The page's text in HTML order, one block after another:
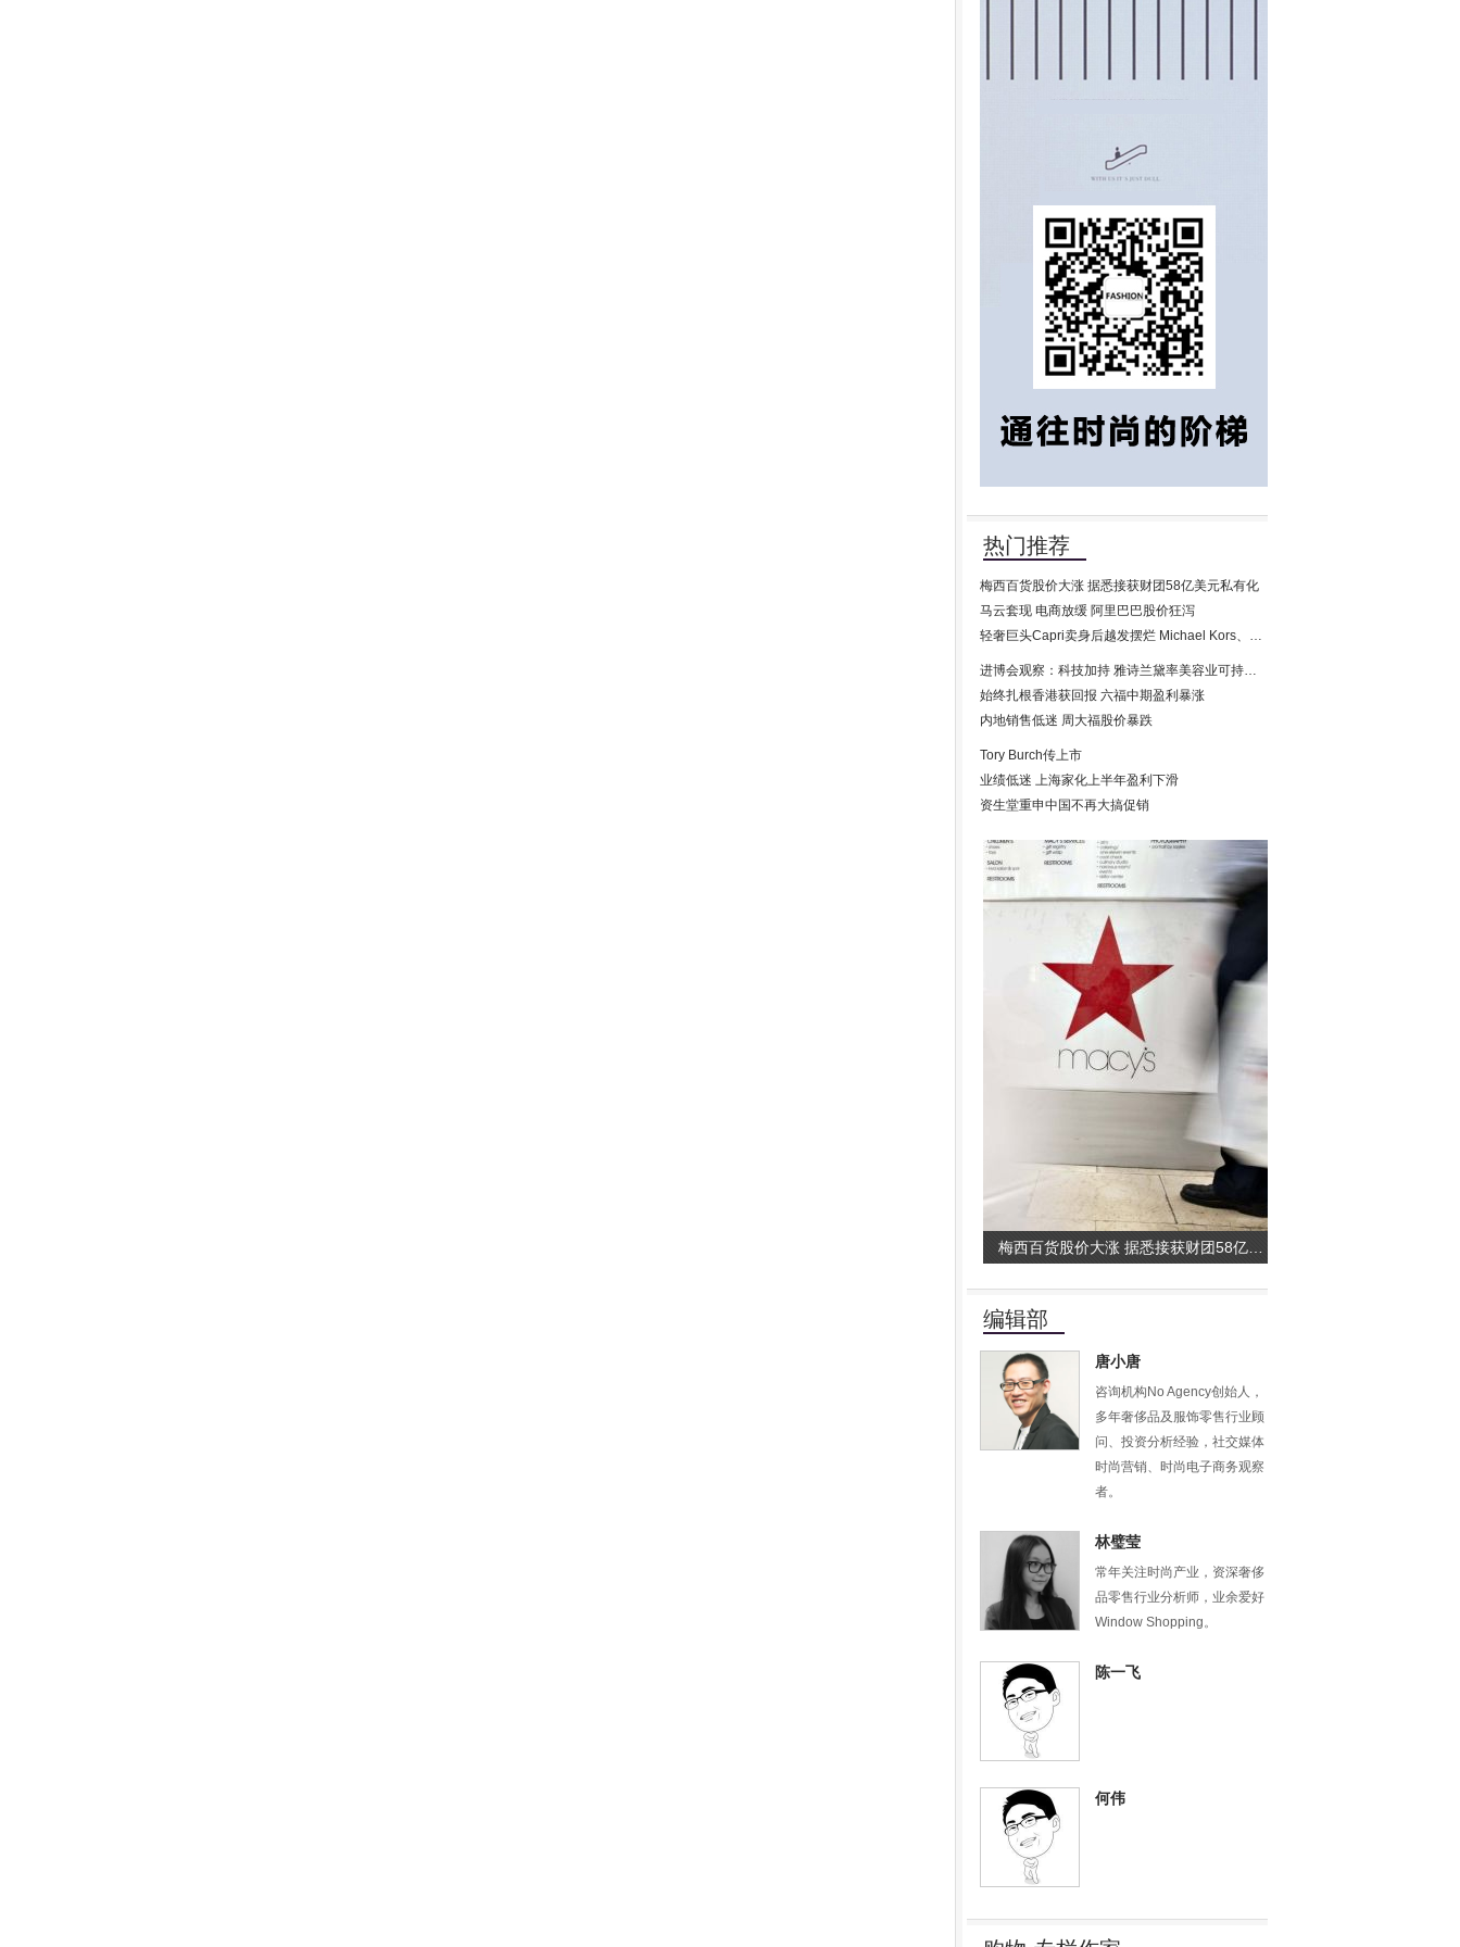
热门推荐
梅西百货股价大涨 据悉接获财团58亿美元私有化
马云套现 电商放缓 阿里巴巴股价狂泻
轻奢巨头Capri卖身后越发摆烂 Michael Kors、Versace范思哲销售全线扑街
进博会观察：科技加持 雅诗兰黛率美容业可持续发展
始终扎根香港获回报 六福中期盈利暴涨
内地销售低迷 周大福股价暴跌
Tory Burch传上市
业绩低迷 上海家化上半年盈利下滑
资生堂重申中国不再大搞促销
编辑部
唐小唐
咨询机构No Agency创始人，
多年奢侈品及服饰零售行业顾
问、投资分析经验，社交媒体
时尚营销、时尚电子商务观察
者。
林璧莹
常年关注时尚产业，资深奢侈
品零售行业分析师，业余爱好
Window Shopping。
陈一飞
何伟